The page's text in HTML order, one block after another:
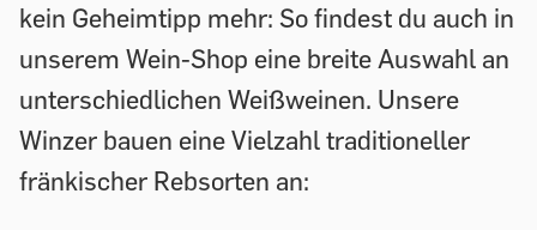
kein Geheimtipp mehr: So findest du auch in
unserem Wein-Shop eine breite Auswahl an
unterschiedlichen Weißweinen. Unsere
Winzer bauen eine Vielzahl traditioneller
fränkischer Rebsorten an: